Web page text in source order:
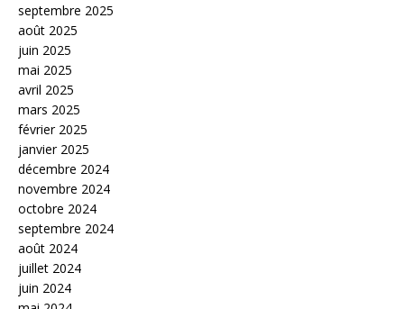
septembre 2025
août 2025
juin 2025
mai 2025
avril 2025
mars 2025
février 2025
janvier 2025
décembre 2024
novembre 2024
octobre 2024
septembre 2024
août 2024
juillet 2024
juin 2024